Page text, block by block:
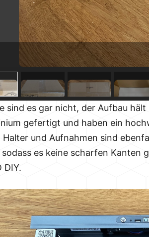
sind es gar nicht, der Aufbau
gefertigt und haben ein
und Aufnahmen sind
es keine scharfen Kanten
DIY.